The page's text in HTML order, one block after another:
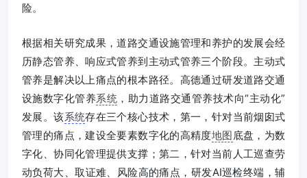
险。
根据相关研究成果，道路交通设施管理和养护的发展会经
历静态管养、响应式管养到主动式管养三个阶段。主动式
管养是解决以上痛点的根本路径。高德通过研发道路交通
设施数字化管养系统 ，助力道路交通管养技术向“主动化”
发展。该系统存在三个核心技术，第一，针对当前烟囱式
管理的痛点，建设全要素数字化的高精度地图 底盘，为数
字化、协同化管理提供支撑；第二，针对当前人工巡查劳
动负荷大、取证难、风险高的痛点，研发AI巡检终端，辅